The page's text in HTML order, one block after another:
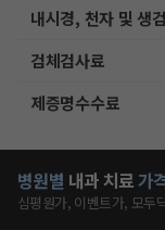
내시경, 천자 및 생
검체검사료
제증명수수료
병원별 내과 치료가
심평원가, 이벤트가, 모두